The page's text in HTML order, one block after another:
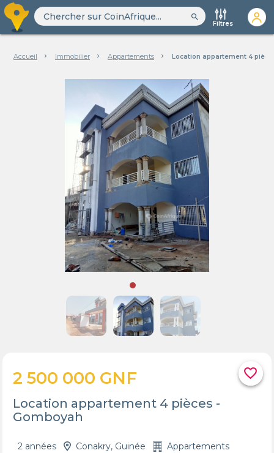
search
Filtres
Accueil Immobilier Appartements Location appartement 4
favorite_border
2 500 000 GNF
Location appartement 4 pièces -
Gomboyah
2 années Conakry, Guinée Appartements